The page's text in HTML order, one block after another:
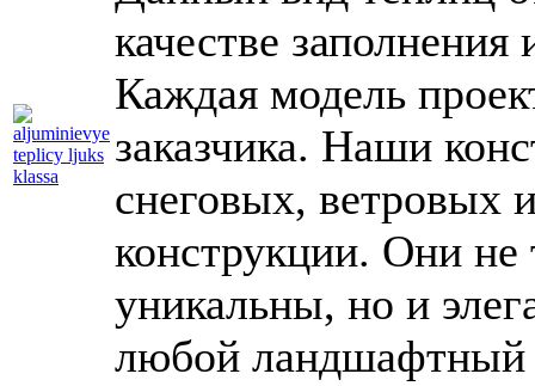
качестве заполнения
Каждая модель
заказчика. Наши
снеговых, ветровых
конструкции. Они
уникальны, но и
любой ландшафтный